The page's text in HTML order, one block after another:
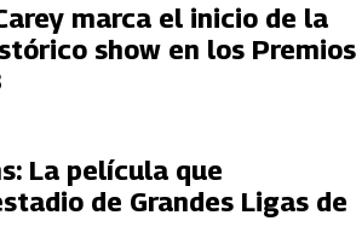
marca el inicio de la
show en los Premios
La película que
de Grandes Ligas de